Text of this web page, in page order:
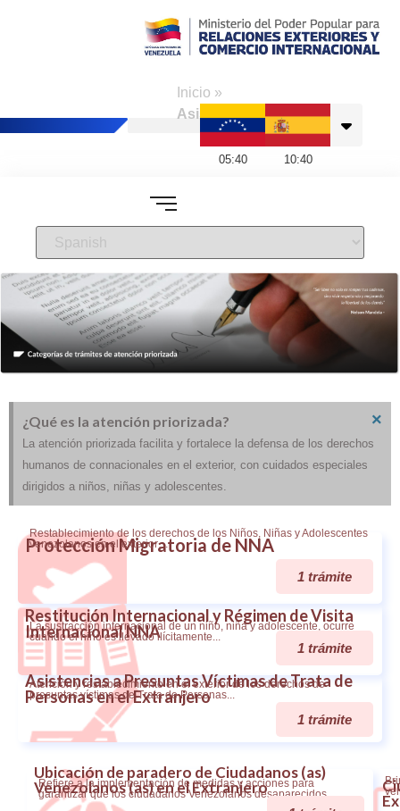
Inicio »
Asistencias
05:40 10:40
¿Qué es la atención priorizada?
La atención priorizada facilita y fortalece la defensa de los derechos
humanos de connacionales en el exterior, con cuidados especiales
dirigidos a niños, niñas y adolescentes.
×
Protección Migratoria de NNA
Restablecimiento de los derechos de los Niños, Niñas y Adolescentes
venezolanos en el exterior…
1 trámite
Restitución Internacional y Régimen de Visita
Internacional NNA
La sustracción internacional de un niño, niña y adolescente, ocurre
cuando el niño es llevado ilícitamente...
1 trámite
Asistencias a Presuntas Víctimas de Trata de
Personas en el Extranjero
Atención y restablecimiento en el exterior de los derechos de
presuntas víctimas de Trata de Personas...
1 trámite
Ubicación de paradero de Ciudadanos (as)
Venezolanos (as) en el Extranjero
Refiere a la implementación de medidas y acciones para
garantizar que los ciudadanos Venezolanos desaparecidos...